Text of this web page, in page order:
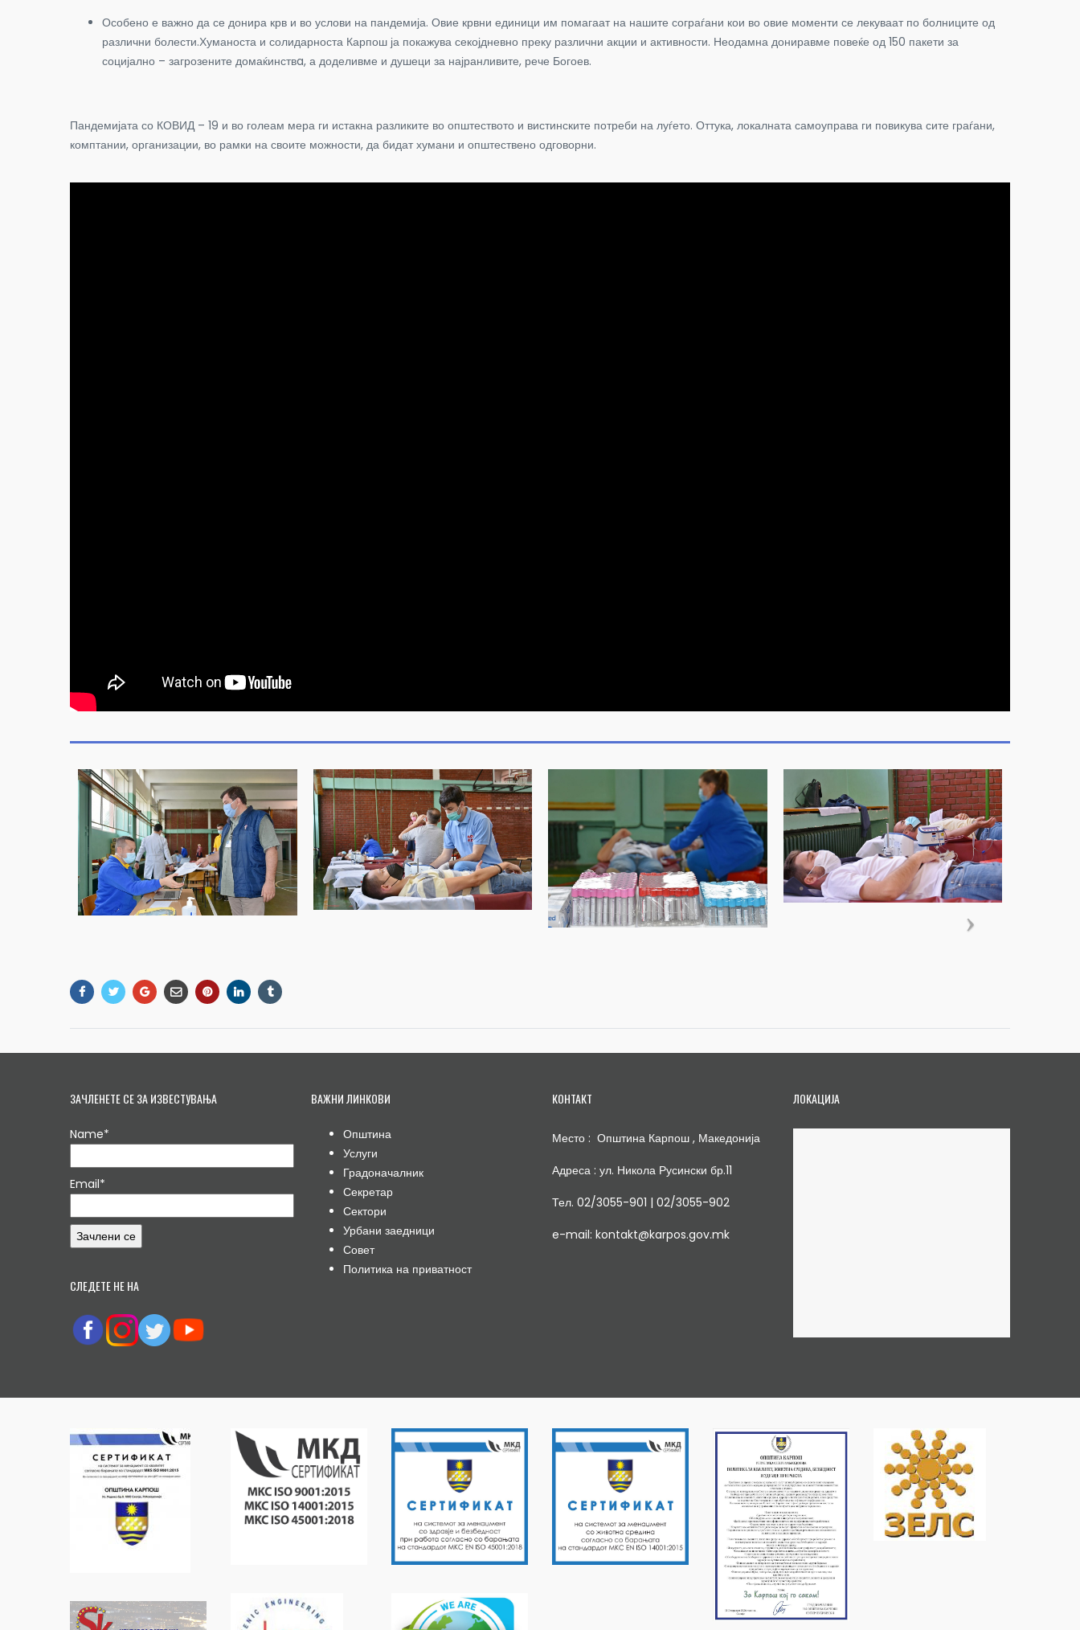
Особено е важно да се донира крв и во услови на пандемија. Овие крвни единици им помагаат на нашите сограѓани кои во овие моменти се лекуваат по болниците од
различни болести.Хуманоста и солидарноста Карпош ја покажува секојдневно преку различни акции и активности. Неодамна дониравме повеќе од 150 пакети за
социјално – загрозените домаќинствa, а доделивме и душеци за најранливите, рече Богоев.
Пандемијата со КОВИД – 19 и во голеам мера ги истакна разликите во општеството и вистинските потреби на луѓето. Оттука, локалната самоуправа ги повикува сите граѓани,
комптании, организации, во рамки на своите можности, да бидат хумани и општествено одговорни.
ЗАЧЛЕНЕТЕ СЕ ЗА ИЗВЕСТУВАЊА
Name*
Email*
СЛЕДЕТЕ НЕ НА
ВАЖНИ ЛИНКОВИ
Општина
Услуги
Градоначалник
Секретар
Сектори
Урбани заедници
Совет
Политика на приватност
КОНТАКТ
Место : Општина Карпош , Македонија
Адреса : ул. Никола Русински бр.11
Тел. 02/3055-901 | 02/3055-902
e-mail: kontakt@karpos.gov.mk
ЛОКАЦИЈА